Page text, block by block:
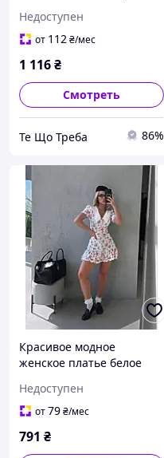
Недоступен
от 112₴/мес
1 116₴
Смотреть
Те Що Треба 86%
Красивое модное
женское платье белое
Недоступен
от79₴/мес
791 ₴